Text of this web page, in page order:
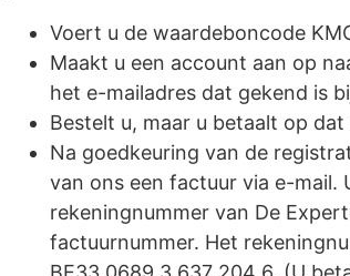
Voert u de waardeboncode
Maakt u een account aan op
het e-mailadres dat gekend is
Bestelt u, maar u betaalt op
Na goedkeuring van de
van ons een factuur via e-mail.
rekeningnummer van De
factuurnummer. Het